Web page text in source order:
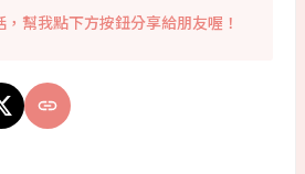
幫我點下方按鈕分享給朋友喔！